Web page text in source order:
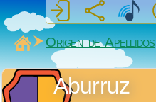
MiSabueso
Origen de Apellidos
Aburruz